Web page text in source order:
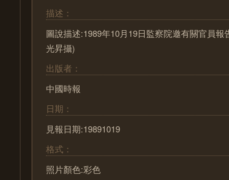
描述：
圖說描述:1989年10月19日監察院邀有關官員報
光昇攝)
出版者：
中國時報
日期：
見報日期:19891019
格式：
照片顏色:彩色